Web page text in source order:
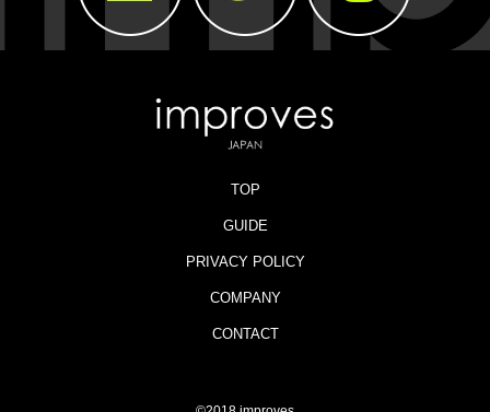
TOP
GUIDE
PRIVACY POLICY
COMPANY
CONTACT